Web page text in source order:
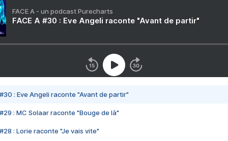
FACE A - un podcast Purecharts
FACE A #30 : Eve Angeli raconte "Avant de partir"
#30 : Eve Angeli raconte "Avant de partir"
#29 : MC Solaar raconte "Bouge de là"
#28 : Lorie raconte "Je vais vite"